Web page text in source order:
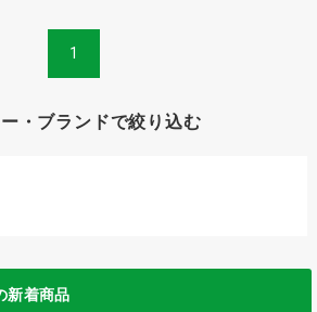
1
・ブランドで絞り込む
新着商品